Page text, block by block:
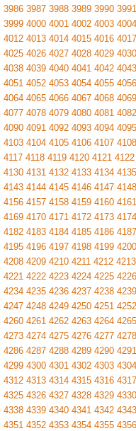
3986 3987 3988 3989 3990 3991
3999 4000 4001 4002 4003 4004
4012 4013 4014 4015 4016 4017
4025 4026 4027 4028 4029 4030
4038 4039 4040 4041 4042 4043
4051 4052 4053 4054 4055 4056
4064 4065 4066 4067 4068 4069
4077 4078 4079 4080 4081 4082
4090 4091 4092 4093 4094 4095
4103 4104 4105 4106 4107 4108
4117 4118 4119 4120 4121 4122
4130 4131 4132 4133 4134 4135
4143 4144 4145 4146 4147 4148
4156 4157 4158 4159 4160 4161
4169 4170 4171 4172 4173 4174
4182 4183 4184 4185 4186 4187
4195 4196 4197 4198 4199 4200
4208 4209 4210 4211 4212 4213
4221 4222 4223 4224 4225 4226
4234 4235 4236 4237 4238 4239
4247 4248 4249 4250 4251 4252
4260 4261 4262 4263 4264 4265
4273 4274 4275 4276 4277 4278
4286 4287 4288 4289 4290 4291
4299 4300 4301 4302 4303 4304
4312 4313 4314 4315 4316 4317
4325 4326 4327 4328 4329 4330
4338 4339 4340 4341 4342 4343
4351 4352 4353 4354 4355 4356